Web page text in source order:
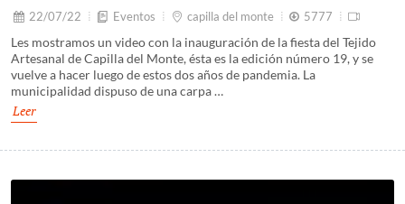
22/07/22 Eventos capilla del monte 5777
Les mostramos un video con la inauguración de la fiesta del Tejido
Artesanal de Capilla del Monte, ésta es la edición número 19, y se
vuelve a hacer luego de estos dos años de pandemia. La
municipalidad dispuso de una carpa …
Leer